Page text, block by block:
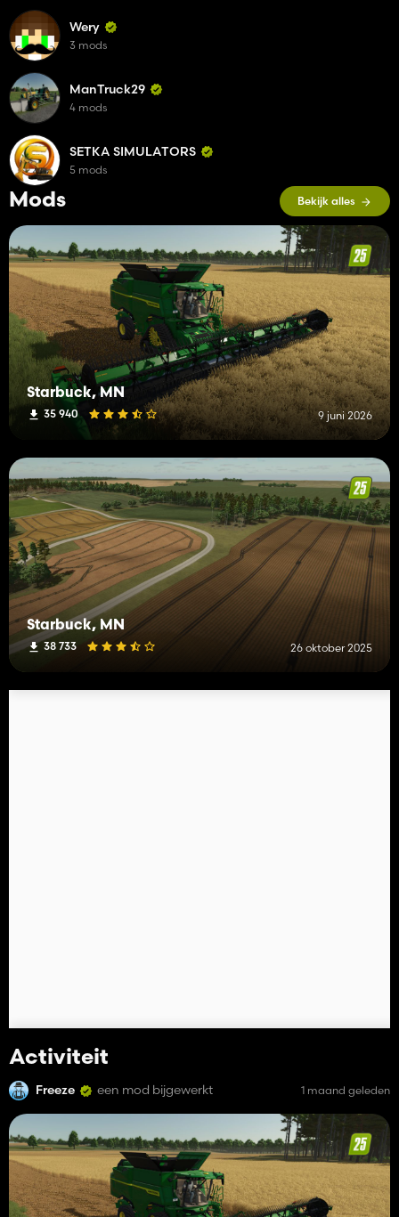
Mods Bekijk alles
Starbuck, MN
35 940 9 juni 2026
Starbuck, MN
38 733 26 oktober 2025
Activiteit
Freeze een mod bijgewerkt 1 maand geleden
Wery
3 mods
ManTruck29
4 mods
SETKA SIMULATORS
5 mods